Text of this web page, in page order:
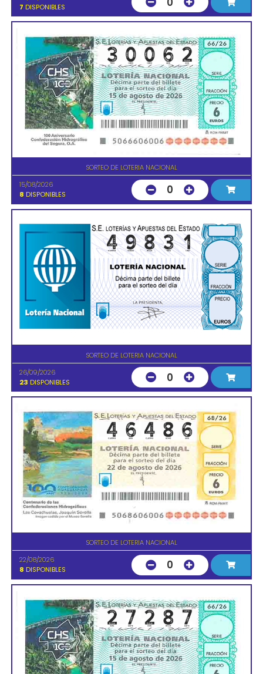
7 DISPONIBLES
SORTEO DE LOTERIA NACIONAL
15/08/2026
8 DISPONIBLES 0
SORTEO DE LOTERIA NACIONAL
26/09/2026
23 DISPONIBLES 0
SORTEO DE LOTERIA NACIONAL
22/08/2026
8 DISPONIBLES 0